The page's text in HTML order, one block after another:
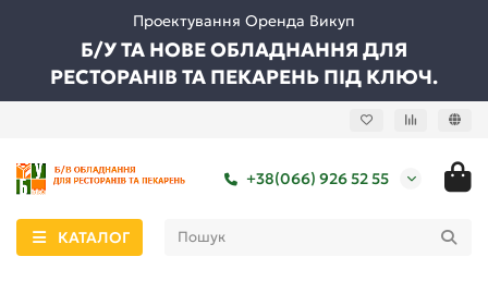
Проектування Оренда Викуп
Б/У ТА НОВЕ ОБЛАДНАННЯ ДЛЯ
РЕСТОРАНІВ ТА ПЕКАРЕНЬ ПІД КЛЮЧ.
+38(066) 926 52 55
КАТАЛОГ